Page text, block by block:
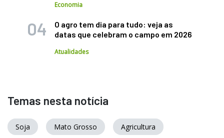
Economia
O agro tem dia para tudo: veja as
datas que celebram o campo em 2026
Atualidades
Temas nesta notícia
Soja Mato Grosso Agricultura